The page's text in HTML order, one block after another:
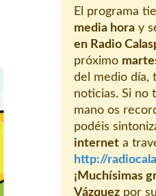
El programa
media hora y
en Radio
próximo
del medio día,
noticias. Si no
mano os
podéis
internet a
http://
¡Muchísimas
Vázquez por